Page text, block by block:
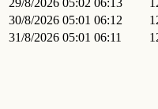
30/8/2026 05:01 06:12
31/8/2026 05:01 06:11